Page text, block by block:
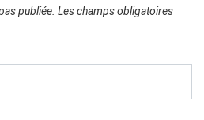
publiée. Les champs obligatoires